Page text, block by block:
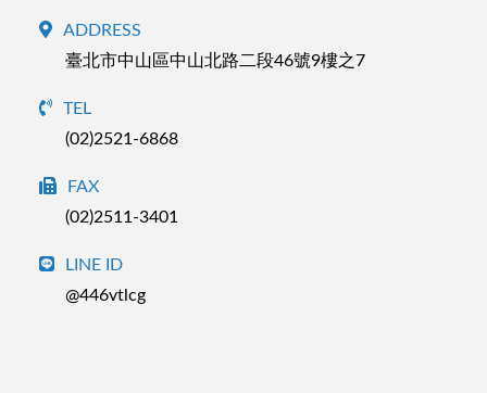
ADDRESS
臺北市中山區中山北路二段46號9樓之7
TEL
(02)2521-6868
FAX
(02)2511-3401
LINE ID
@446vtlcg